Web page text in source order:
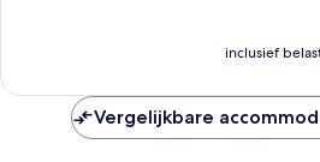
inclusief
Vergelijkbare